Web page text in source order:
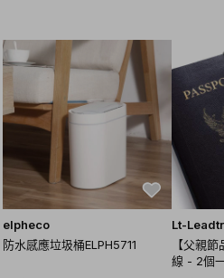
elpheco
防水感應垃圾桶ELPH5711
Lt-
【父親
線 - 2個